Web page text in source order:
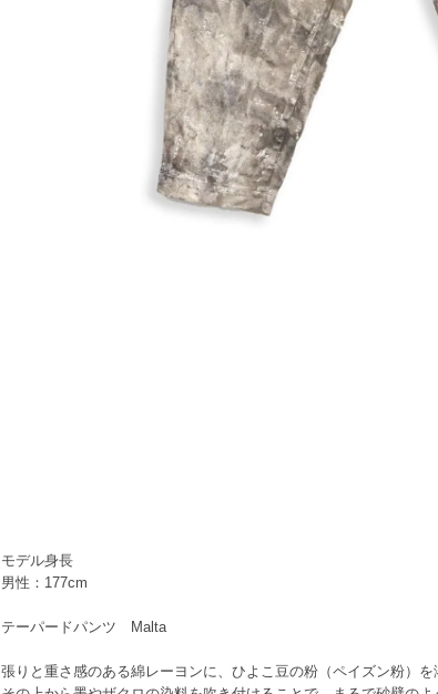
モデル身長
男性：177cm
テーパードパンツ Malta
張りと重さ感のある綿レーヨンに、ひよこ豆の粉（ペイズン粉）